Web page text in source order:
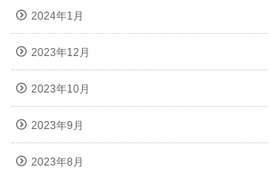
2024年1月
2023年12月
2023年10月
2023年9月
2023年8月